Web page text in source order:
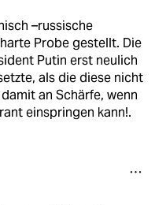
–russische
Probe gestellt. Die
Putin erst neulich
als die diese nicht
an Schärfe, wenn
einspringen kann!.